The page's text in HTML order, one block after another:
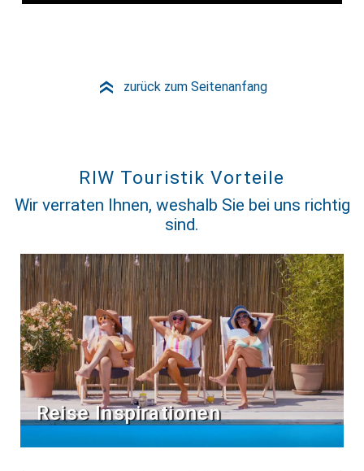
» zurück zum Seitenanfang
RIW Touristik Vorteile
Wir verraten Ihnen, weshalb Sie bei uns richtig
sind.
Reise Inspirationen